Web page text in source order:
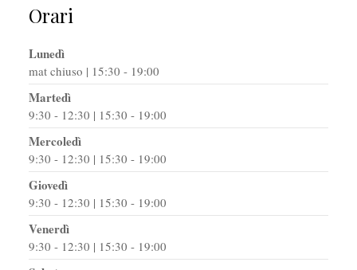
Orari
Lunedì
mat chiuso | 15:30 - 19:00
Martedì
9:30 - 12:30 | 15:30 - 19:00
Mercoledì
9:30 - 12:30 | 15:30 - 19:00
Giovedì
9:30 - 12:30 | 15:30 - 19:00
Venerdì
9:30 - 12:30 | 15:30 - 19:00